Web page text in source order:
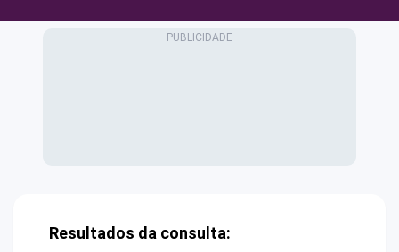
Resultados da consulta: